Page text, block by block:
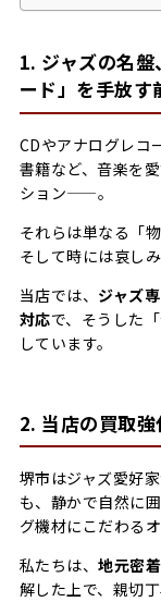
1. ジャズの名
ード」を手放す
CDやアナログレコ
書籍など、音楽を
ション——。
それらは単なる「
そして時には哀し
当店では、 ジャズ
対応で、そうした
しています。
2. 当店の買取
堺市はジャズ愛好
も、静かで自然に
グ機材にこだわる
私たちは、地元密
解した上で、親切